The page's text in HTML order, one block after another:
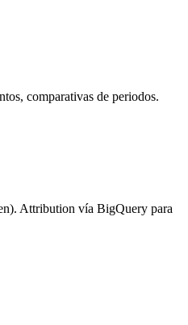
comparativas de periodos.
Attribution vía BigQuery para